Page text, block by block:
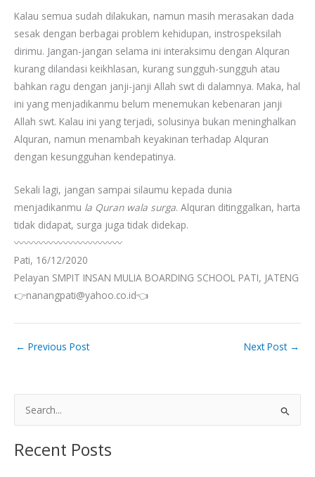
Kalau semua sudah dilakukan, namun masih merasakan dada
sesak dengan berbagai problem kehidupan, instrospeksilah
dirimu. Jangan-jangan selama ini interaksimu dengan Alquran
kurang dilandasi keikhlasan, kurang sungguh-sungguh atau
bahkan ragu dengan janji-janji Allah swt di dalamnya. Maka, hal
ini yang menjadikanmu belum menemukan kebenaran janji
Allah swt. Kalau ini yang terjadi, solusinya bukan meninghalkan
Alquran, namun menambah keyakinan terhadap Alquran
dengan kesungguhan kendepatinya.
Sekali lagi, jangan sampai silaumu kepada dunia
menjadikanmu la Quran wala surga. Alquran ditinggalkan, harta
tidak didapat, surga juga tidak didekap.
〰️〰️〰️〰️〰️〰️〰️〰️〰️〰️〰️
Pati, 16/12/2020
Pelayan SMPIT INSAN MULIA BOARDING SCHOOL PATI, JATENG
👉nanangpati@yahoo.co.id👈
← Previous Post Next Post →
a
Recent Posts